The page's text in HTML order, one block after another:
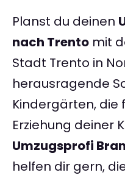
Planst du deinen
nach Trento mit
Stadt Trento in
herausragende
Kindergärten, die
Erziehung deiner
Umzugsprofi
helfen dir gern,